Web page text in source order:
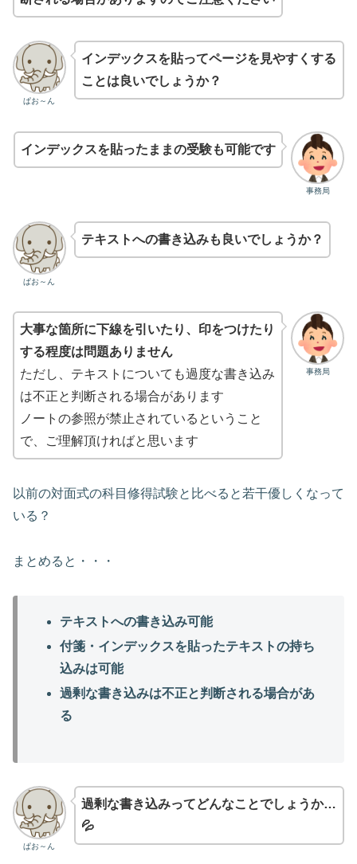
ぱお～ん
インデックスを貼ってページを見やすくする
ことは良いでしょうか？
事務局
インデックスを貼ったままの受験も可能です
ぱお～ん
テキストへの書き込みも良いでしょうか？
事務局
大事な箇所に下線を引いたり、印をつけたり
する程度は問題ありません
ただし、テキストについても過度な書き込み
は不正と判断される場合があります
ノートの参照が禁止されているということ
で、ご理解頂ければと思います
以前の対面式の科目修得試験と比べると若干優しくなって
いる？
まとめると・・・
テキストへの書き込み可能
付箋・インデックスを貼ったテキストの持ち
込みは可能
過剰な書き込みは不正と判断される場合があ
る
ぱお～ん
過剰な書き込みってどんなことでしょうか…
💦